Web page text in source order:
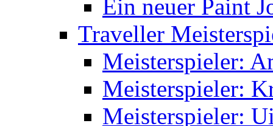
Ein neuer Paint
Traveller
Meisterspieler:
Meisterspieler:
Meisterspieler: